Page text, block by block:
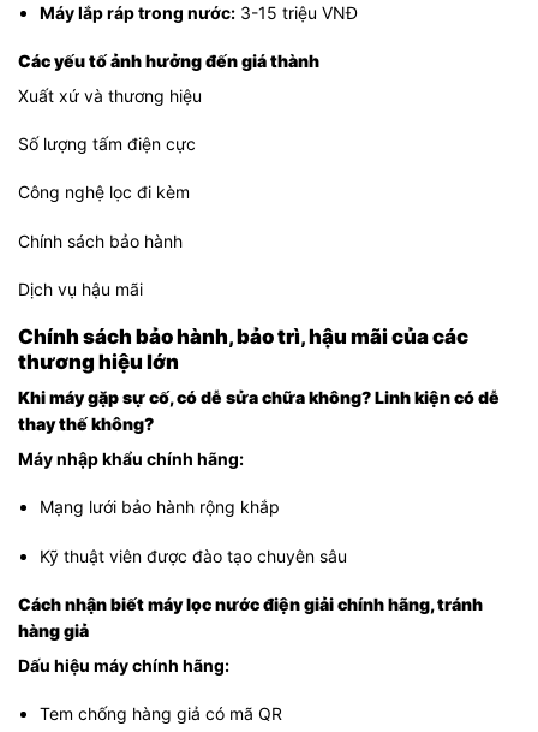
Máy lắp ráp trong nước: 3-15 triệu VNĐ
Các yếu tố ảnh hưởng đến giá thành
Xuất xứ và thương hiệu
Số lượng tấm điện cực
Công nghệ lọc đi kèm
Chính sách bảo hành
Dịch vụ hậu mãi
Chính sách bảo hành, bảo trì, hậu mãi của các
thương hiệu lớn
Khi máy gặp sự cố, có dễ sửa chữa không? Linh kiện có dễ
thay thế không?
Máy nhập khẩu chính hãng:
Mạng lưới bảo hành rộng khắp
Kỹ thuật viên được đào tạo chuyên sâu
Cách nhận biết máy lọc nước điện giải chính hãng, tránh
hàng giả
Dấu hiệu máy chính hãng:
Tem chống hàng giả có mã QR